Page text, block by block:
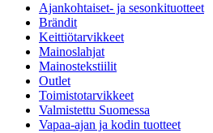
Ajankohtaiset- ja sesonkituotteet
Brändit
Keittiötarvikkeet
Mainoslahjat
Mainostekstiilit
Outlet
Toimistotarvikkeet
Valmistettu Suomessa
Vapaa-ajan ja kodin tuotteet